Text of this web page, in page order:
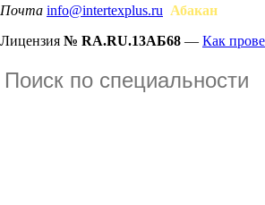
Почта info@intertexplus.ru Абакан
Лицензия № RA.RU.13АБ68 — Как